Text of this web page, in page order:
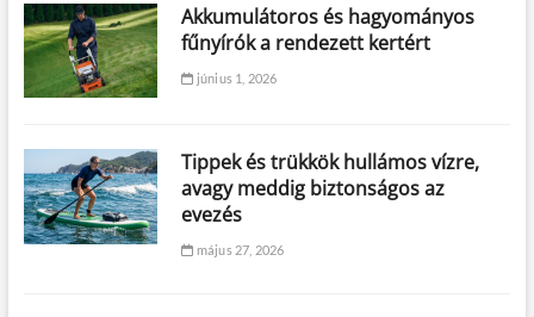
Akkumulátoros és hagyományos
fűnyírók a rendezett kertért
június 1, 2026
Tippek és trükkök hullámos vízre,
avagy meddig biztonságos az
evezés
május 27, 2026